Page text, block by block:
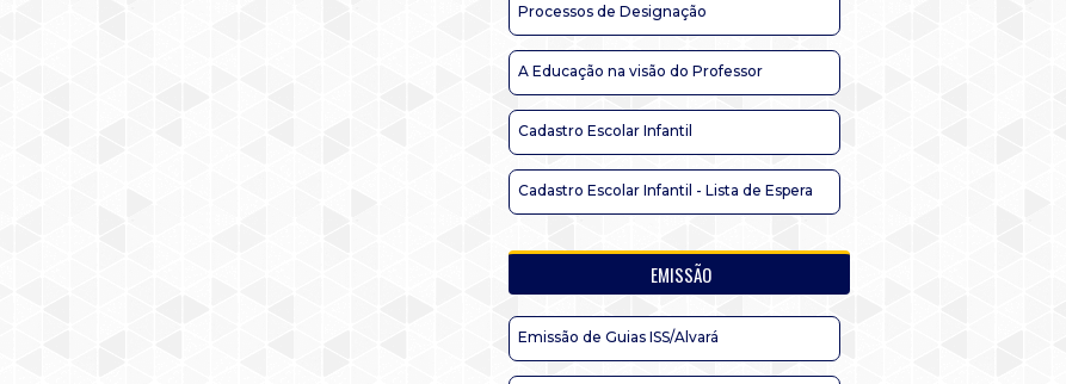
Processos de Designação
A Educação na visão do Professor
Cadastro Escolar Infantil
Cadastro Escolar Infantil - Lista de Espera
EMISSÃO
Emissão de Guias ISS/Alvará